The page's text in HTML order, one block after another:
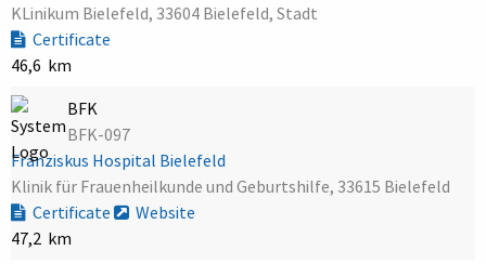
KLinikum Bielefeld, 33604 Bielefeld, Stadt
Certificate
46,6 km
BFK
BFK-097
Franziskus Hospital Bielefeld
Klinik für Frauenheilkunde und Geburtshilfe, 33615 Bielefeld
Certificate
Website
47,2 km